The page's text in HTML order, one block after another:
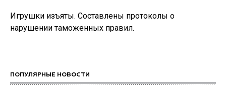
Игрушки изъяты. Составлены протоколы о
нарушении таможенных правил.
ПОПУЛЯРНЫЕ НОВОСТИ